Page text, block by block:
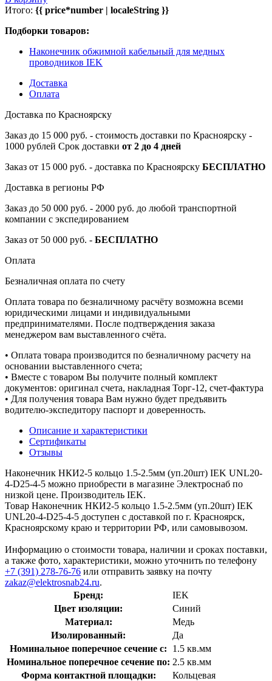
Итого: {{ price*number | localeString }}
Подборки товаров:
Наконечник обжимной кабельный для медных
проводников IEK
Доставка
Оплата
Доставка по Красноярску
Заказ до 15 000 руб. - стоимость доставки по Красноярску -
1000 рублей Срок доставки от 2 до 4 дней
Заказ от 15 000 руб. - доставка по Красноярску БЕСПЛАТНО
Доставка в регионы РФ
Заказ до 50 000 руб. - 2000 руб. до любой транспортной
компании с экспедированием
Заказ от 50 000 руб. - БЕСПЛАТНО
Оплата
Безналичная оплата по счету
Оплата товара по безналичному расчёту возможна всеми
юридическими лицами и индивидуальными
предпринимателями. После подтверждения заказа
менеджером вам выставленного счёта.
• Оплата товара производится по безналичному расчету на
основании выставленного счета;
• Вместе с товаром Вы получите полный комплект
документов: оригинал счета, накладная Торг-12, счет-фактура
• Для получения товара Вам нужно будет предъявить
водителю-экспедитору паспорт и доверенность.
Описание и характеристики
Сертификаты
Отзывы
Наконечник НКИ2-5 кольцо 1.5-2.5мм (уп.20шт) IEK UNL20-
4-D25-4-5 можно приобрести в магазине Электроснаб по
низкой цене. Производитель IEK.
Товар Наконечник НКИ2-5 кольцо 1.5-2.5мм (уп.20шт) IEK
UNL20-4-D25-4-5 доступен с доставкой по г. Красноярск,
Красноярскому краю и территории РФ, или самовывозом.
Информацию о стоимости товара, наличии и сроках поставки,
а также фото, характеристики, можно уточнить по телефону
+7 (391) 278-76-76 или отправить заявку на почту
zakaz@elektrosnab24.ru.
Бренд:
IEK
Цвет изоляции:
Синий
Материал:
Медь
Изолированный:
Да
Номинальное поперечное сечение с:
1.5 кв.мм
Номинальное поперечное сечение по: 2.5 кв.мм
Форма контактной площадки:
Кольцевая